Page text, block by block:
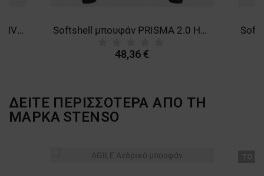
Μπουφάν εργασίας REEF PAD HV SOFTSHELL YELLOW Softshell μπουφάν PRISMA 2.0 HV YELLOW/BLACK
48,36 €
ΔΕΙΤΕ ΠΕΡΙΣΣΟΤΕΡΑ ΑΠΟ ΤΗ
ΜΑΡΚΑ STENSO